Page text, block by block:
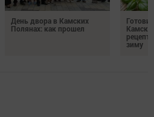
День двора в Камских
Полянах: как прошел
зиму